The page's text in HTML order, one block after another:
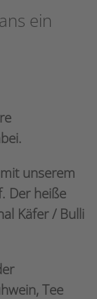
ein
unserem
Der heiße
Käfer / Bulli
Tee